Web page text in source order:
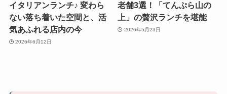
イタリアンランチ♪ 変わら
ない落ち着いた空間と、活
気あふれる店内の今
2026年6月12日
老舗3選！「てんぷら山の
上」の贅沢ランチを堪能
2026年5月23日